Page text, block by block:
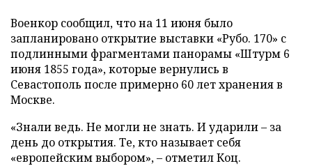
Военкор сообщил, что на 11 июня было
запланировано открытие выставки «Рубо. 170» с
подлинными фрагментами панорамы «Штурм 6
июня 1855 года», которые вернулись в
Севастополь после примерно 60 лет хранения в
Москве.
«Знали ведь. Не могли не знать. И ударили – за
день до открытия. Те, кто называет себя
«европейским выбором», – отметил Коц.